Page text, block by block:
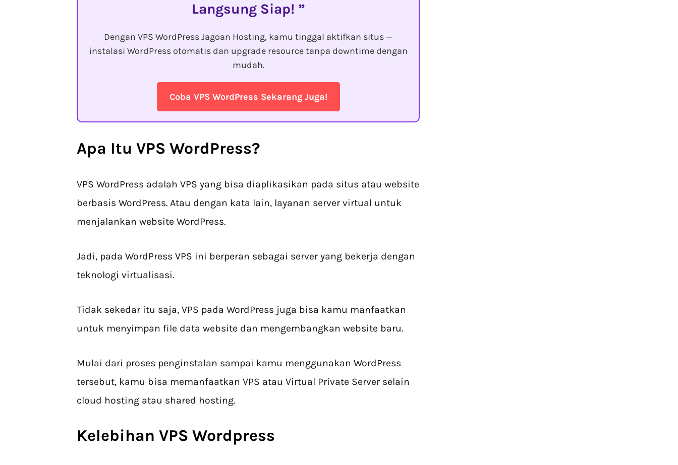
Langsung Siap!
Dengan VPS WordPress Jagoan Hosting, kamu tinggal aktifkan situs —
instalasi WordPress otomatis dan upgrade resource tanpa downtime dengan
mudah.
Coba VPS WordPress Sekarang Juga!
Apa Itu VPS WordPress?
VPS WordPress adalah VPS yang bisa diaplikasikan pada situs atau website
berbasis WordPress. Atau dengan kata lain, layanan server virtual untuk
menjalankan website WordPress.
Jadi, pada WordPress VPS ini berperan sebagai server yang bekerja dengan
teknologi virtualisasi.
Tidak sekedar itu saja, VPS pada WordPress juga bisa kamu manfaatkan
untuk menyimpan file data website dan mengembangkan website baru.
Mulai dari proses penginstalan sampai kamu menggunakan WordPress
tersebut, kamu bisa memanfaatkan VPS atau Virtual Private Server selain
cloud hosting atau shared hosting.
Kelebihan VPS Wordpress